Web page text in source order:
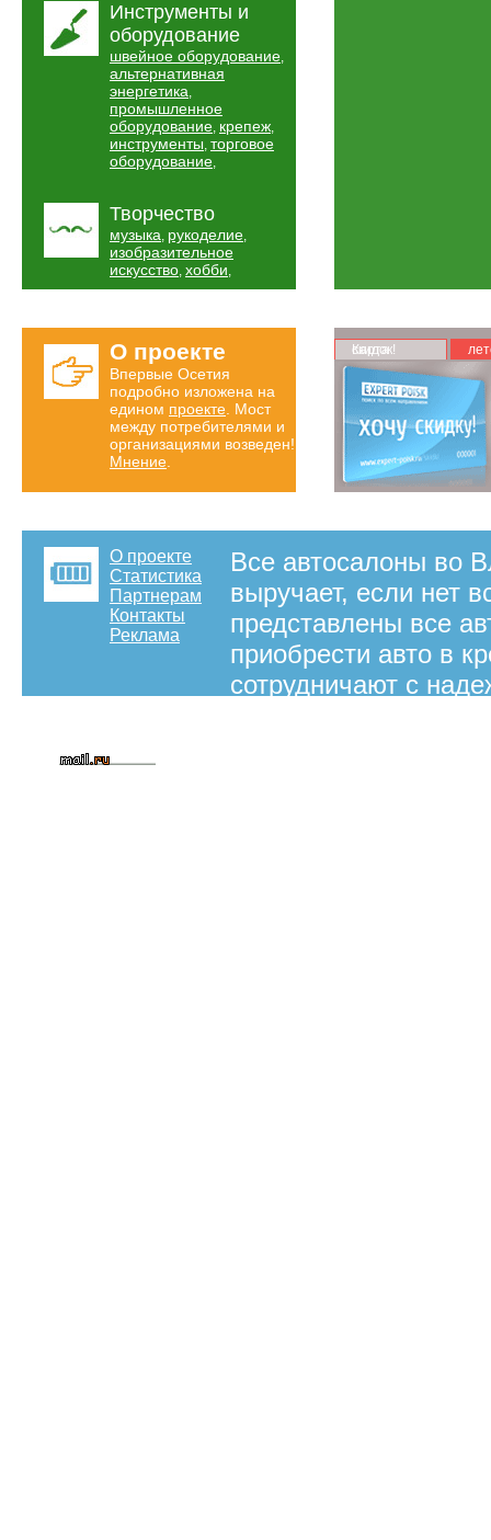
Инструменты и
оборудование
швейное оборудование,
альтернативная
энергетика,
промышленное
оборудование, крепеж,
инструменты, торговое
оборудование,
Творчество
музыка, рукоделие,
изобразительное
искусство, хобби,
О проекте
Впервые Осетия
подробно изложена на
едином проекте . Мост
между потребителями и
организациями возведен!
Мнение
Карта скидок!
О проекте
Статистика
Партнерам
Контакты
Реклама
Все автосалоны во
выручает, если нет
представлены все
приобрести авто в
сотрудничают с